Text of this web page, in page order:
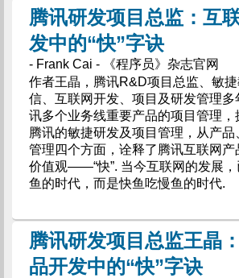
腾讯研发项目总监：互
发中的“快”字诀
- Frank Cai - 《程序员》杂志官网
作者王晶，腾讯R&D项目总监、敏
信、互联网开发、项目及研发管理
讯多个业务线重要产品的项目管理，
腾讯的敏捷研发及项目管理，从产品
管理四个方面，诠释了腾讯互联网产
价值观——“快”. 当今互联网的发展
鱼的时代，而是快鱼吃慢鱼的时代.
腾讯研发项目总监王晶
品开发中的“快”字诀